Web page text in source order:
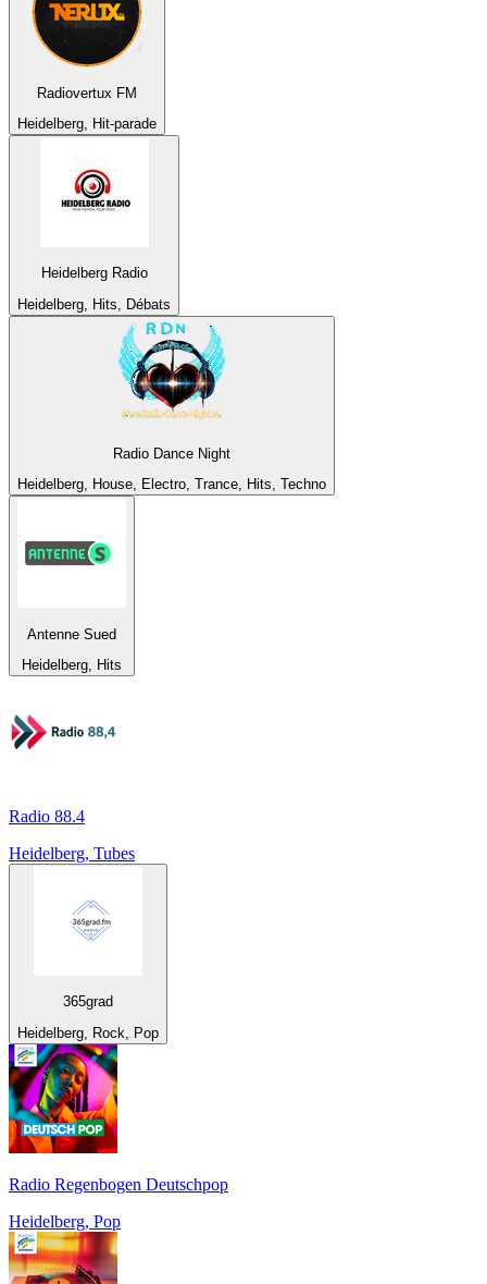
Radiovertux FM
Heidelberg, Hit-parade
Heidelberg Radio
Heidelberg, Hits, Débats
Radio Dance Night
Heidelberg, House, Electro, Trance, Hits, Techno
Antenne Sued
Heidelberg, Hits
Radio 88.4
Heidelberg, Tubes
365grad
Heidelberg, Rock, Pop
Radio Regenbogen Deutschpop
Heidelberg, Pop